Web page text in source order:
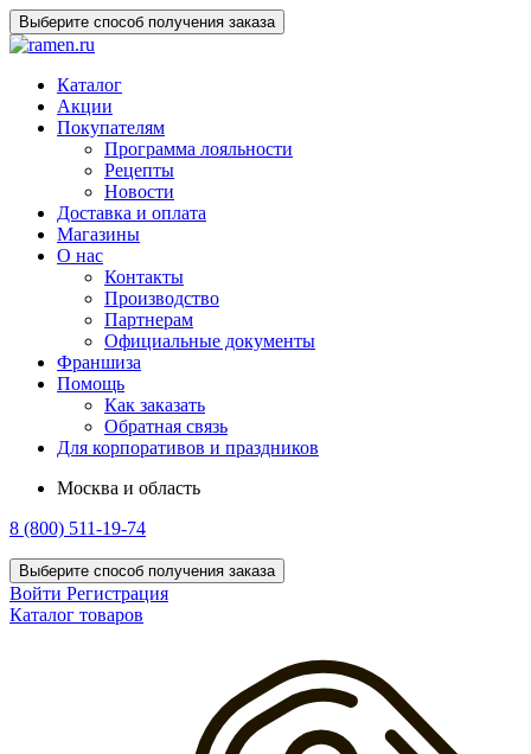
Выберите способ получения заказа
Каталог
Акции
Покупателям
Программа лояльности
Рецепты
Новости
Доставка и оплата
Магазины
О нас
Контакты
Производство
Партнерам
Официальные документы
Франшиза
Помощь
Как заказать
Обратная связь
Для корпоративов и праздников
Москва и область
8 (800) 511-19-74
Выберите способ получения заказа
Войти Регистрация
Каталог товаров